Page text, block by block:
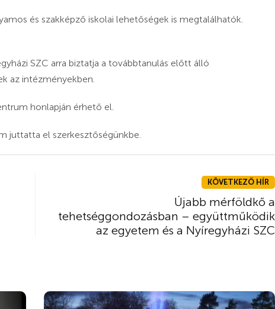
és szakképző iskolai lehetőségek is megtalálhatók.
SZC arra biztatja a továbbtanulás előtt álló
az intézményekben.
honlapján érhető el.
juttatta el szerkesztőségünkbe.
KÖVETKEZŐ HÍR
Újabb mérföldkő a
tehetséggondozásban – együttműködik
az egyetem és a Nyíregyházi SZC